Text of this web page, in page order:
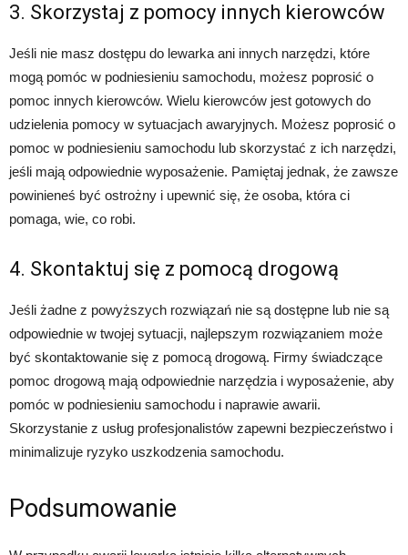
3. Skorzystaj z pomocy innych kierowców
Jeśli nie masz dostępu do lewarka ani innych narzędzi, które
mogą pomóc w podniesieniu samochodu, możesz poprosić o
pomoc innych kierowców. Wielu kierowców jest gotowych do
udzielenia pomocy w sytuacjach awaryjnych. Możesz poprosić o
pomoc w podniesieniu samochodu lub skorzystać z ich narzędzi,
jeśli mają odpowiednie wyposażenie. Pamiętaj jednak, że zawsze
powinieneś być ostrożny i upewnić się, że osoba, która ci
pomaga, wie, co robi.
4. Skontaktuj się z pomocą drogową
Jeśli żadne z powyższych rozwiązań nie są dostępne lub nie są
odpowiednie w twojej sytuacji, najlepszym rozwiązaniem może
być skontaktowanie się z pomocą drogową. Firmy świadczące
pomoc drogową mają odpowiednie narzędzia i wyposażenie, aby
pomóc w podniesieniu samochodu i naprawie awarii.
Skorzystanie z usług profesjonalistów zapewni bezpieczeństwo i
minimalizuje ryzyko uszkodzenia samochodu.
Podsumowanie